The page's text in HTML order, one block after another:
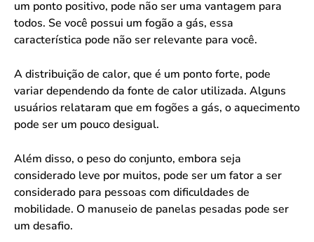
um ponto positivo, pode não ser uma vantagem para
todos. Se você possui um fogão a gás, essa
característica pode não ser relevante para você.
A distribuição de calor, que é um ponto forte, pode
variar dependendo da fonte de calor utilizada. Alguns
usuários relataram que em fogões a gás, o aquecimento
pode ser um pouco desigual.
Além disso, o peso do conjunto, embora seja
considerado leve por muitos, pode ser um fator a ser
considerado para pessoas com dificuldades de
mobilidade. O manuseio de panelas pesadas pode ser
um desafio.